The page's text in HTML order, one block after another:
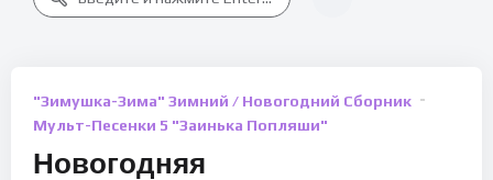
"Зимушка-Зима" Зимний / Новогодний Сборник
Мульт-Песенки 5 "Заинька Попляши"
Новогодняя